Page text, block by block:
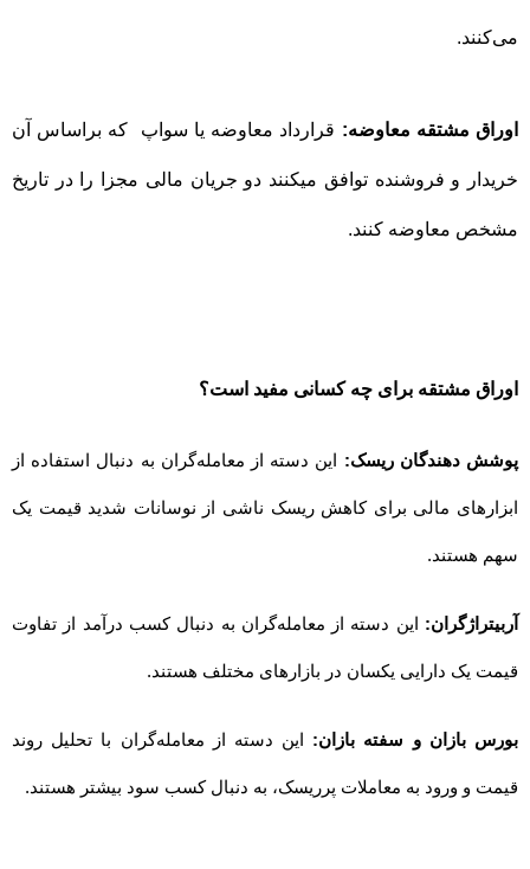
می‌کنند.
اوراق مشتقه معاوضه: قرارداد معاوضه یا سواپ که براساس آن
خریدار و فروشنده توافق میکنند دو جریان مالی مجزا را در تاریخ
مشخص معاوضه کنند.
اوراق مشتقه برای چه کسانی مفید است؟
پوشش دهندگان ریسک: این دسته از معامله‌گران به دنبال استفاده از
ابزارهای مالی برای کاهش ریسک ناشی از نوسانات شدید قیمت یک
سهم هستند.
آربیتراژگران: این دسته از معامله‌گران به دنبال کسب درآمد از تفاوت
قیمت یک دارایی یکسان در بازارهای مختلف هستند.
بورس بازان و سفته بازان: این دسته از معامله‌گران با تحلیل روند
قیمت و ورود به معاملات پرریسک، به دنبال کسب سود بیشتر هستند.